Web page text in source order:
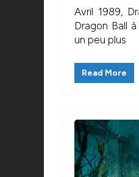
Avril 1989,
Dragon Ball
un peu plus
Read More